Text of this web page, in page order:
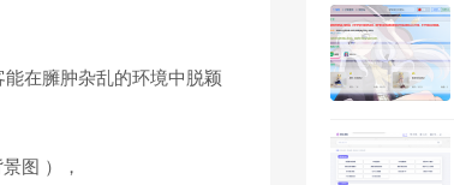
在臃肿杂乱的环境中脱颖
图 ），